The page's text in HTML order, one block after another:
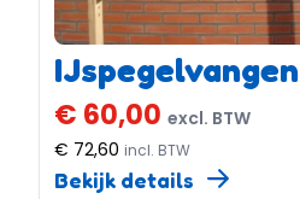
IJspegelvangen
€ 60,00 excl. BTW
€ 72,60 incl. BTW
Bekijk details